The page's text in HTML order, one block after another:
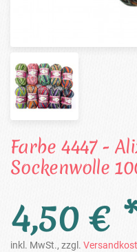
Farbe 4447 -
Sockenwolle
4,50 €
inkl. MwSt., zzgl.